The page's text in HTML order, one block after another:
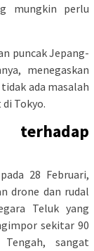
mungkin perlu
puncak Jepang-
menegaskan
ada masalah
Tokyo.
28 Februari,
drone dan rudal
Teluk yang
sekitar 90
sangat